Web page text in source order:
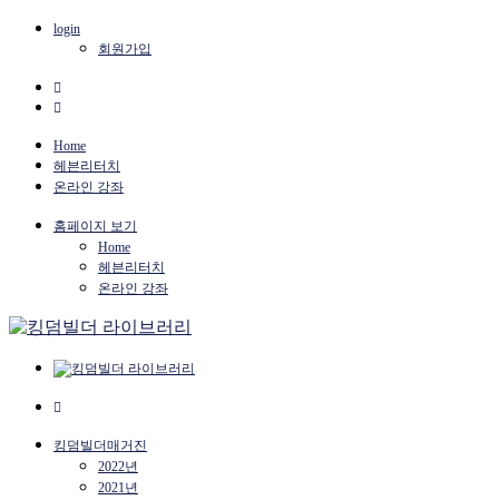
login
회원가입
Home
헤븐리터치
온라인 강좌
홈페이지 보기
Home
헤븐리터치
온라인 강좌
킹덤빌더매거진
2022년
2021년